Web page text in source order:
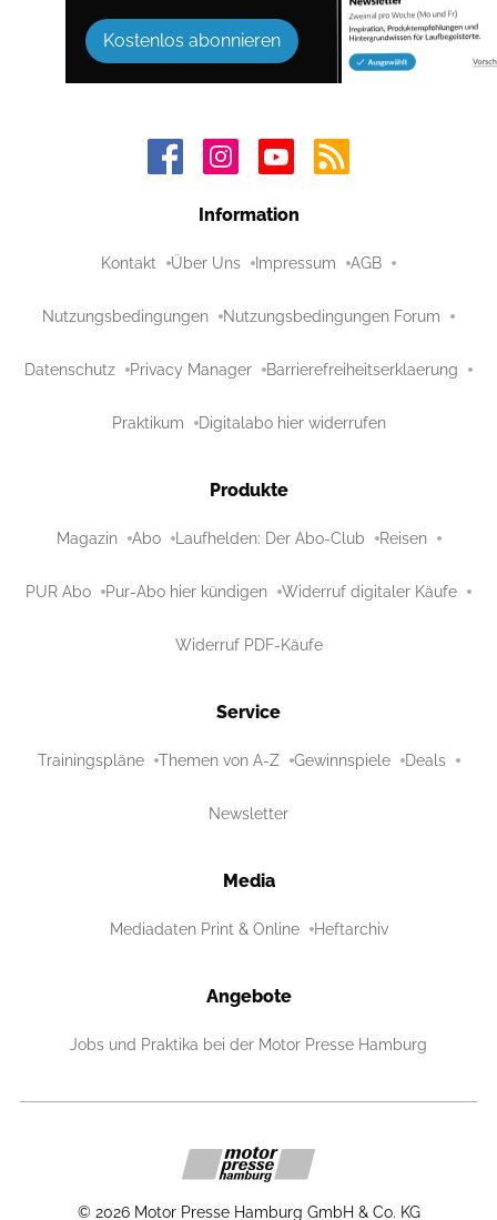
Kostenlos abonnieren
Information
Kontakt Über Uns Impressum AGB
Nutzungsbedingungen Nutzungsbedingungen Forum
Datenschutz Privacy Manager Barrierefreiheitserklaerung
Praktikum Digitalabo hier widerrufen
Produkte
Magazin Abo Laufhelden: Der Abo-Club Reisen
PUR Abo Pur-Abo hier kündigen Widerruf digitaler Käufe
Widerruf PDF-Käufe
Service
Trainingspläne Themen von A-Z Gewinnspiele Deals
Newsletter
Media
Mediadaten Print & Online Heftarchiv
Angebote
Jobs und Praktika bei der Motor Presse Hamburg
© 2026 Motor Presse Hamburg GmbH & Co. KG